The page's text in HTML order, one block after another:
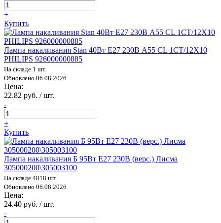
+
Купить
Лампа накаливания Stan 40Вт E27 230В A55 CL 1CT/12X10
PHILIPS 926000000885
На складе 1 шт.
Обновлено 06.08.2026
Цена:
22.82 руб. / шт.
-
+
Купить
Лампа накаливания Б 95Вт E27 230В (верс.) Лисма
305000200\305003100
На складе 4818 шт.
Обновлено 06.08.2026
Цена:
24.40 руб. / шт.
-